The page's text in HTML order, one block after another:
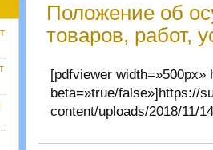
Положение об
товаров, работ,
[pdfviewer width=»500px»
beta=»true/false»]https://
content/uploads/2018/11/